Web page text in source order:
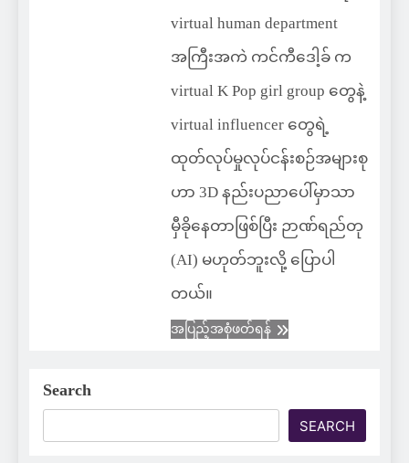
virtual human department
အကြီးအကဲ ကင်ကီဒေါ့ခ် က
virtual K Pop girl group တွေနဲ့
virtual influencer တွေရဲ့
ထုတ်လုပ်မှုလုပ်ငန်းစဉ်အများစု
ဟာ 3D နည်းပညာပေါ်မှာသာ
မှီခိုနေတာဖြစ်ပြီး ဉာဏ်ရည်တု
(AI) မဟုတ်ဘူးလို့ ပြောပါ
တယ်။
အပြည့်အစုံဖတ်ရန်
Search
SEARCH